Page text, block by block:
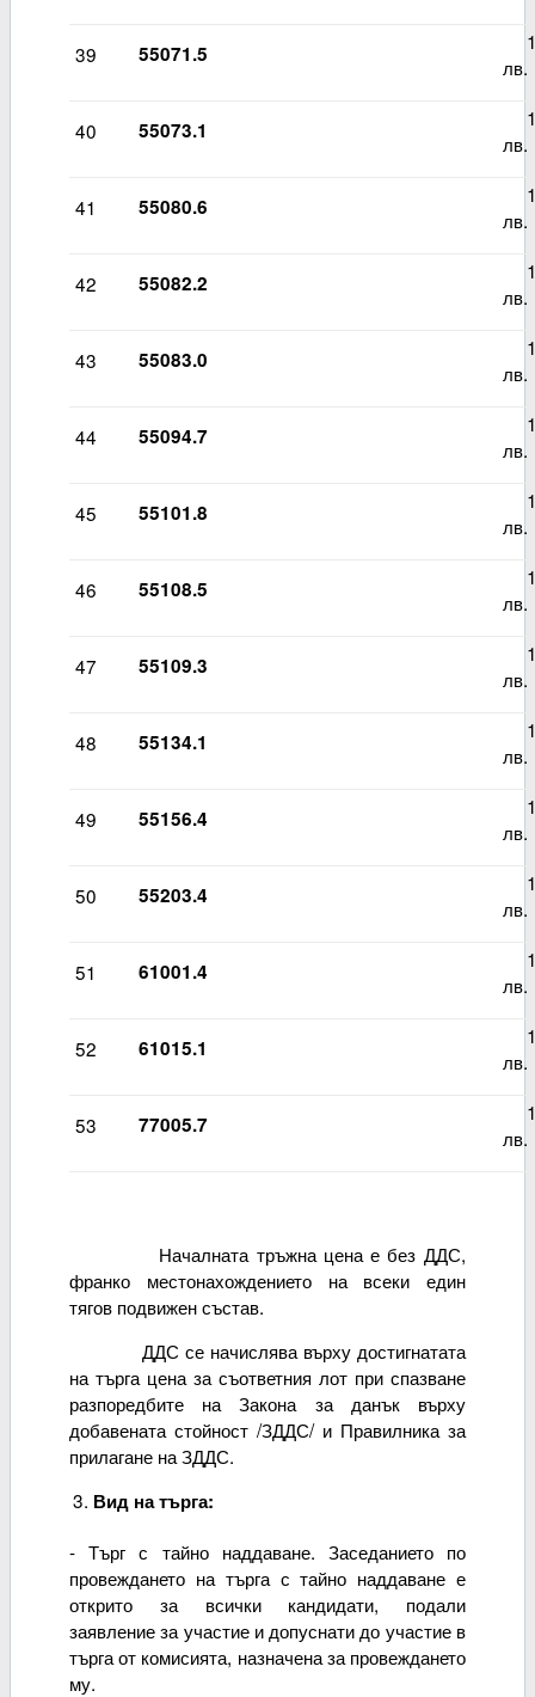
39 55071.5
лв.
40 55073.1
лв.
41 55080.6
лв.
42 55082.2
лв.
43 55083.0
лв.
44 55094.7
лв.
45 55101.8
лв.
46 55108.5
лв.
47 55109.3
лв.
48 55134.1
лв.
49 55156.4
лв.
50 55203.4
лв.
51 61001.4
лв.
52 61015.1
лв.
53 77005.7
лв.
Началната тръжна цена е без ДДС,
франко местонахождението на всеки един
тягов подвижен състав.
ДДС се начислява върху достигнатата
на търга цена за съответния лот при спазване
разпоредбите на Закона за данък върху
добавената стойност /ЗДДС/ и Правилника за
прилагане на ЗДДС.
Вид на търга:
- Търг с тайно наддаване. Заседанието по
провеждането на търга с тайно наддаване е
открито за всички кандидати, подали
заявление за участие и допуснати до участие в
търга от комисията, назначена за провеждането
му.